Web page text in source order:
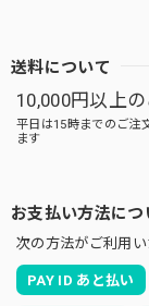
送料について
10,000円以上
平日は15時までのご
ます
お支払い方法につ
次の方法がご利用い
PAY ID あと払い